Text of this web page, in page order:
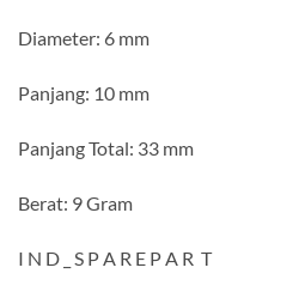
Diameter: 6 mm
Panjang: 10 mm
Panjang Total: 33 mm
Berat: 9 Gram
I N D _ S P A R E P A R T